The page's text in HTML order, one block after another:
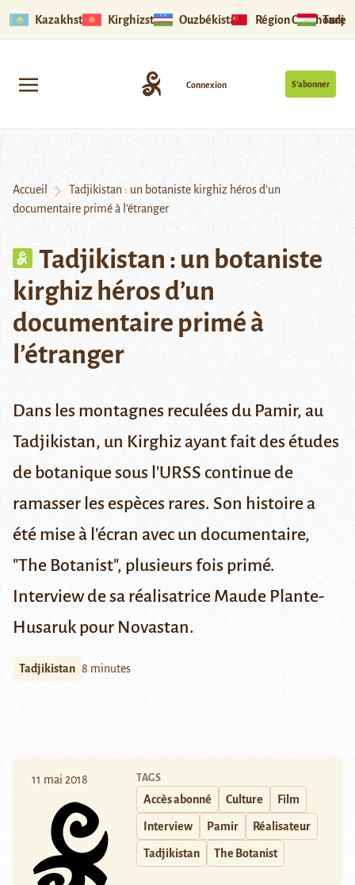
Kazakhstan Kirghizstan Ouzbékistan Région Ouïghoure
S’abonner
Connexion
Accueil
Tadjikistan : un botaniste kirghiz héros d’un
documentaire primé à l’étranger
Tadjikistan : un botaniste
kirghiz héros d’un
documentaire primé à
l’étranger
Dans les montagnes reculées du Pamir, au
Tadjikistan, un Kirghiz ayant fait des études
de botanique sous l'URSS continue de
ramasser les espèces rares. Son histoire a
été mise à l'écran avec un documentaire,
"The Botanist", plusieurs fois primé.
Interview de sa réalisatrice Maude Plante-
Husaruk pour Novastan.
Tadjikistan 8 minutes
11 mai 2018 TAGS
Accès abonné Culture Film
Interview Pamir Réalisateur
Tadjikistan The Botanist